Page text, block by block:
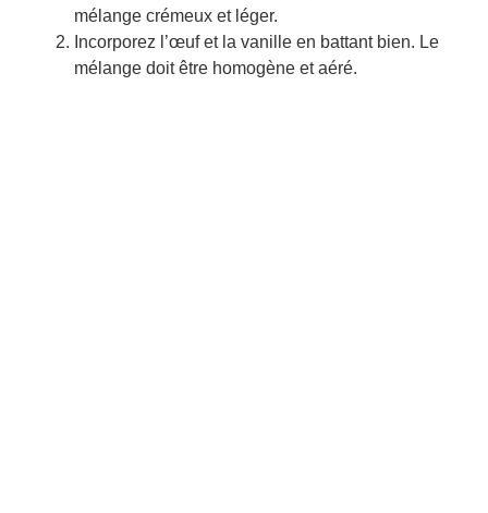
mélange crémeux et léger.
Incorporez l’œuf et la vanille en battant bien. Le
mélange doit être homogène et aéré.